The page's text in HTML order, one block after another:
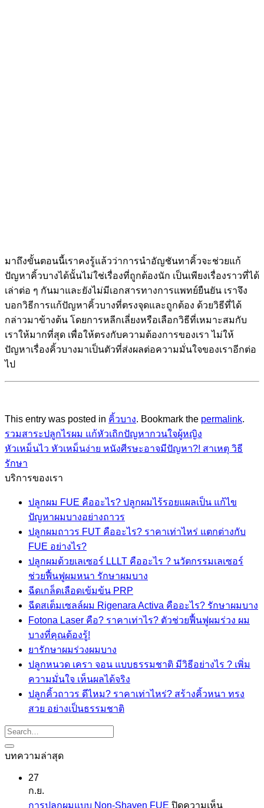
มาถึงขั้นตอนนี้เราคงรู้แล้วว่าการนำอัญชันทาคิ้วจะช่วยแก้
ปัญหาคิ้วบางได้นั้นไม่ใช่เรื่องที่ถูกต้องนัก เป็นเพียงเรื่องราวที่ได้
เล่าต่อ ๆ กันมาและยังไม่มีเอกสารทางการแพทย์ยืนยัน เราจึง
บอกวิธีการแก้ปัญหาคิ้วบางที่ตรงจุดและถูกต้อง ด้วยวิธีที่ได้
กล่าวมาข้างต้น โดยการหลีกเลี่ยงหรือเลือกวิธีที่เหมาะสมกับ
เราให้มากที่สุด เพื่อให้ตรงกับความต้องการของเรา ไม่ให้
ปัญหาเรื่องคิ้วบางมาเป็นตัวที่ส่งผลต่อความมั่นใจของเราอีกต่อ
ไป
This entry was posted in คิ้วบาง. Bookmark the permalink.
รวมสาระปลูกไรผม แก้หัวเถิกปัญหากวนใจผู้หญิง
หัวเหม็นไว หัวเหม็นง่าย หนังศีรษะอาจมีปัญหา?! สาเหตุ วิธี
รักษา
บริการของเรา
ปลูกผม FUE คืออะไร? ปลูกผมไร้รอยแผลเป็น แก้ไข
ปัญหาผมบางอย่างถาวร
ปลูกผมถาวร FUT คืออะไร? ราคาเท่าไหร่ แตกต่างกับ
FUE อย่างไร?
ปลูกผมด้วยเลเซอร์ LLLT คืออะไร ? นวัตกรรมเลเซอร์
ช่วยฟื้นฟูผมหนา รักษาผมบาง
ฉีดเกล็ดเลือดเข้มข้น PRP
ฉีดสเต็มเซลล์ผม Rigenara Activa คืออะไร? รักษาผมบาง
Fotona Laser คือ? ราคาเท่าไร? ตัวช่วยฟื้นฟูผมร่วง ผม
บางที่คุณต้องรู้!
ยารักษาผมร่วงผมบาง
ปลูกหนวด เครา จอน แบบธรรมชาติ มีวิธีอย่างไร ? เพิ่ม
ความมั่นใจ เห็นผลได้จริง
ปลูกคิ้วถาวร ดีไหม? ราคาเท่าไหร่? สร้างคิ้วหนา ทรง
สวย อย่างเป็นธรรมชาติ
บทความล่าสุด
27
ก.ย.
การปลูกผมแบบ Non-Shaven FUE ปิดความเห็นบน